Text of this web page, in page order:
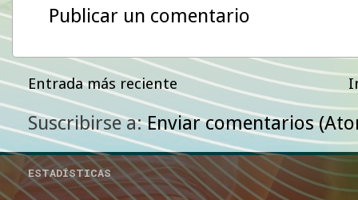
Publicar un comentario
Entrada más reciente
Suscribirse a:Enviar comentarios
ESTADÍSTICAS